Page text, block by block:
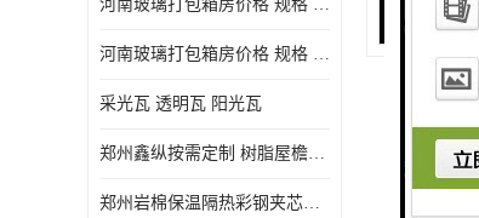
河南玻璃打包箱房价格 规格 鑫纵建材按需定制
河南玻璃打包箱房价格 规格 鑫纵建材批发
采光瓦 透明瓦 阳光瓦
郑州鑫纵按需定制 树脂屋檐装饰塑料琉璃瓦片 中式仿古瓦的特点 价格
郑州岩棉保温隔热彩钢夹芯板 郑州鑫纵支持定做